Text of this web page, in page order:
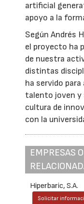
artificial
apoyo a la
Según Andrés
el proyecto ha
de nuestra
distintas
ha servido para
talento joven y
cultura de
con la
EMPRESAS
Hiperbaric, S.A.
Solicitar